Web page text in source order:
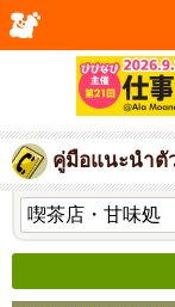
คู่มือแนะนำตั